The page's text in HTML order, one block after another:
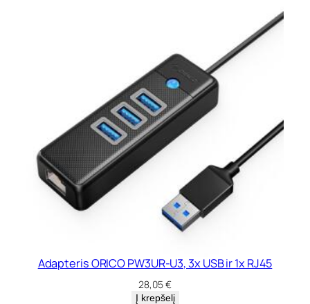
Adapteris ORICO PW3UR-U3, 3x USB ir 1x RJ45
28,05€
Į krepšelį